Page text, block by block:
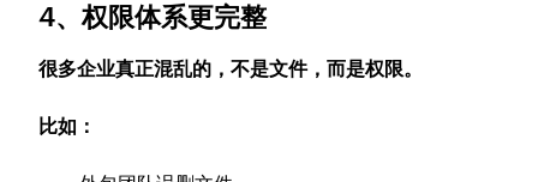
4、权限体系更完整
很多企业真正混乱的，不是文件，而是权限。
比如：